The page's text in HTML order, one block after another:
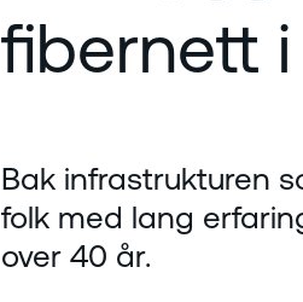
fibernett
Bak infrastrukturen
folk med lang
over 40 år.